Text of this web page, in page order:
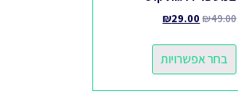
₪49.00
₪29.00
בחר אפשרויות